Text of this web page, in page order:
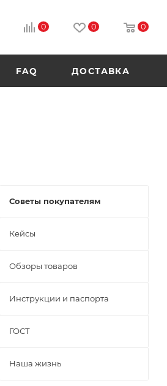
0 0 0
FAQ ДОСТАВКА
Советы покупателям
Кейсы
Обзоры товаров
Инструкции и паспорта
ГОСТ
Наша жизнь